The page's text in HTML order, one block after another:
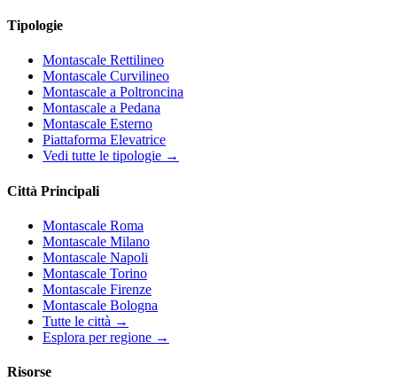
Tipologie
Montascale Rettilineo
Montascale Curvilineo
Montascale a Poltroncina
Montascale a Pedana
Montascale Esterno
Piattaforma Elevatrice
Vedi tutte le tipologie →
Città Principali
Montascale Roma
Montascale Milano
Montascale Napoli
Montascale Torino
Montascale Firenze
Montascale Bologna
Tutte le città →
Esplora per regione →
Risorse